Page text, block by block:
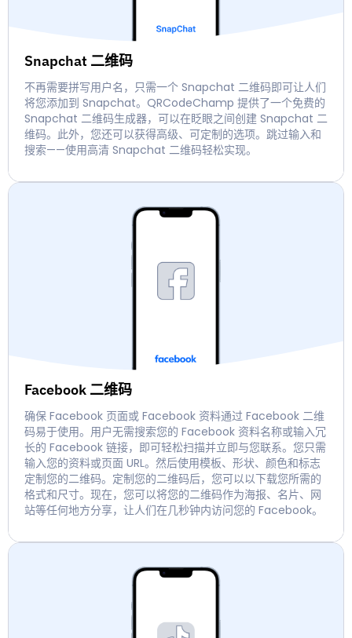
Snapchat 二维码
不再需要拼写用户名，只需一个 Snapchat 二维码即可让人们
将您添加到 Snapchat。QRCodeChamp 提供了一个免费的
Snapchat 二维码生成器，可以在眨眼之间创建 Snapchat 二
维码。此外，您还可以获得高级、可定制的选项。跳过输入和
搜索——使用高清 Snapchat 二维码轻松实现。
Facebook 二维码
确保 Facebook 页面或 Facebook 资料通过 Facebook 二维
码易于使用。用户无需搜索您的 Facebook 资料名称或输入冗
长的 Facebook 链接，即可轻松扫描并立即与您联系。您只需
输入您的资料或页面 URL。然后使用模板、形状、颜色和标志
定制您的二维码。定制您的二维码后，您可以以下载您所需的
格式和尺寸。现在，您可以将您的二维码作为海报、名片、网
站等任何地方分享，让人们在几秒钟内访问您的 Facebook。